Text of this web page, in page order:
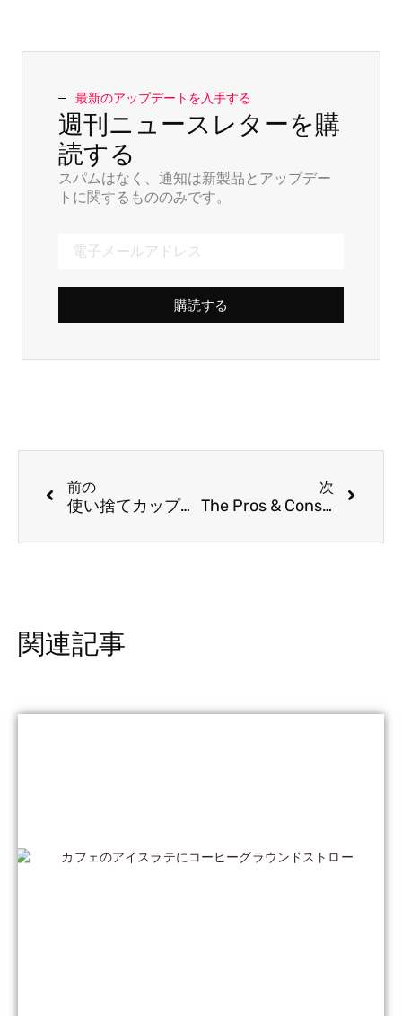
最新のアップデートを入手する
週刊ニュースレターを購
読する
スパムはなく、通知は新製品とアップデー
トに関するもののみです。
購読する
前の
使い捨てカップにはどのような種類がありますか?
次
The Pros & Cons for Kraft paper food packaging
関連記事